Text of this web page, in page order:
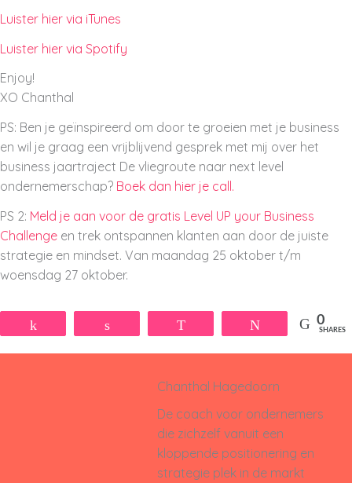
Luister hier via iTunes
Luister hier via Spotify
Enjoy!
XO Chanthal
PS: Ben je geïnspireerd om door te groeien met je business
en wil je graag een vrijblijvend gesprek met mij over het
business jaartraject De vliegroute naar next level
ondernemerschap? Boek dan hier je call.
PS 2: Meld je aan voor de gratis Level UP your Business
Challenge en trek ontspannen klanten aan door de juiste
strategie en mindset. Van maandag 25 oktober t/m
woensdag 27 oktober.
Tweet 0
SHARES
Chanthal Hagedoorn
De coach voor ondernemers
die zichzelf vanuit een
kloppende positionering en
strategie plek in de markt